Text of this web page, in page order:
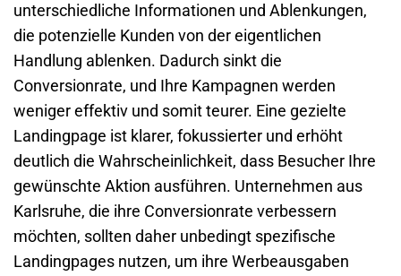
unterschiedliche Informationen und Ablenkungen,
die potenzielle Kunden von der eigentlichen
Handlung ablenken. Dadurch sinkt die
Conversionrate, und Ihre Kampagnen werden
weniger effektiv und somit teurer. Eine gezielte
Landingpage ist klarer, fokussierter und erhöht
deutlich die Wahrscheinlichkeit, dass Besucher Ihre
gewünschte Aktion ausführen. Unternehmen aus
Karlsruhe, die ihre Conversionrate verbessern
möchten, sollten daher unbedingt spezifische
Landingpages nutzen, um ihre Werbeausgaben